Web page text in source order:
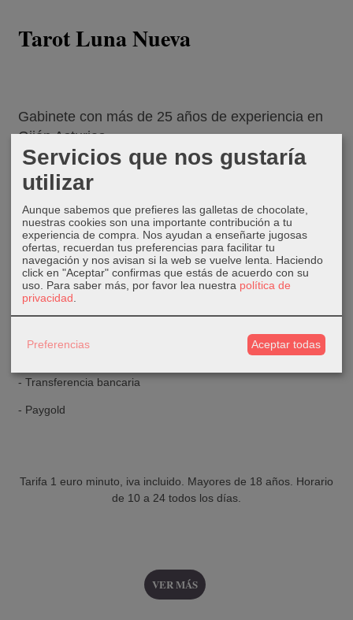
Tarot Luna Nueva
Gabinete con más de 25 años de experiencia en
Gijón Asturias
Consulta telefónica en el
Métodos de pago:
- Transferencia bancaria
- Paygold
Tarifa 1 euro minuto, iva incluido. Mayores de 18 años. Horario
de 10 a 24 todos los días.
VER MÁS
Servicios que nos gustaría
utilizar
Aunque sabemos que prefieres las galletas de chocolate,
nuestras cookies son una importante contribución a tu
experiencia de compra. Nos ayudan a enseñarte jugosas
ofertas, recuerdan tus preferencias para facilitar tu
navegación y nos avisan si la web se vuelve lenta. Haciendo
click en "Aceptar" confirmas que estás de acuerdo con su
uso. Para saber más, por favor lea nuestra política de
privacidad
Preferencias Aceptar todas